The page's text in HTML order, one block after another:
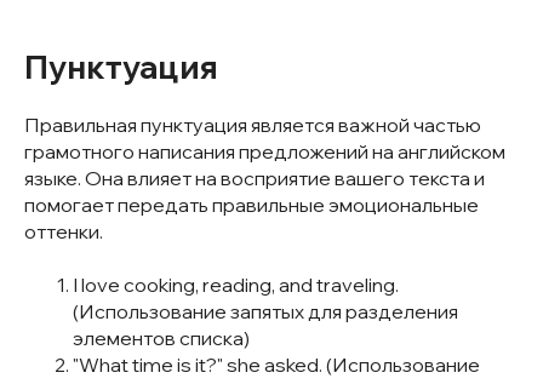
Пунктуация
Правильная пунктуация является важной частью
грамотного написания предложений на английском
языке. Она влияет на восприятие вашего текста и
помогает передать правильные эмоциональные
оттенки.
I love cooking, reading, and traveling.
(Использование запятых для разделения
элементов списка)
"What time is it?" she asked. (Использование